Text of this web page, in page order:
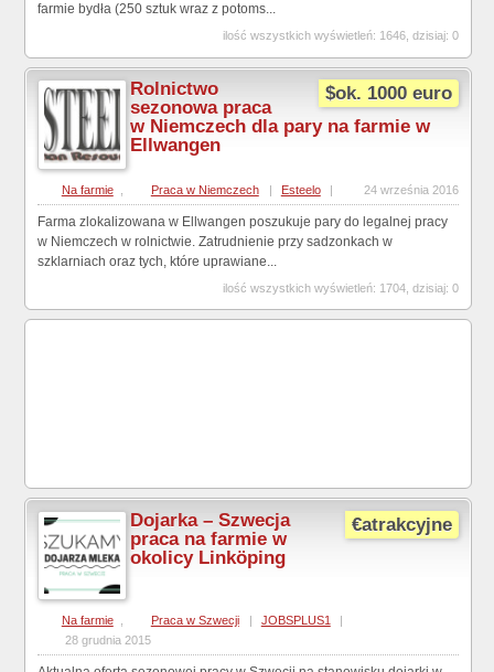
farmie bydła (250 sztuk wraz z potoms...
ilość wszystkich wyświetleń: 1646, dzisiaj: 0
$ok. 1000 euro
Rolnictwo
sezonowa praca
w Niemczech dla pary na farmie w
Ellwangen
Na farmie Praca w Niemczech | Esteelo | 24 września 2016
Farma zlokalizowana w Ellwangen poszukuje pary do legalnej pracy
w Niemczech w rolnictwie. Zatrudnienie przy sadzonkach w
szklarniach oraz tych, które uprawiane...
ilość wszystkich wyświetleń: 1704, dzisiaj: 0
€atrakcyjne
Dojarka – Szwecja
praca na farmie w
okolicy Linköping
Na farmie Praca w Szwecji JOBSPLUS1
28 grudnia 2015